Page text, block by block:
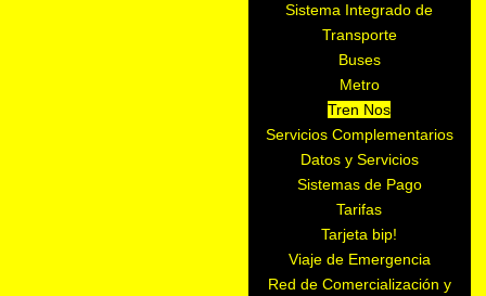
Sistema Integrado de
Transporte
Buses
Metro
Tren Nos
Servicios Complementarios
Datos y Servicios
Sistemas de Pago
Tarifas
Tarjeta bip!
Viaje de Emergencia
Red de Comercialización y